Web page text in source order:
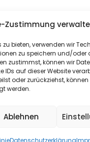
Zustimmung
bieten, verwenden wir
zu speichern und/oder
zustimmst, können wir
IDs auf dieser Website
oder zurückziehst,
werden.
Ablehnen
Datenschutzerklärung